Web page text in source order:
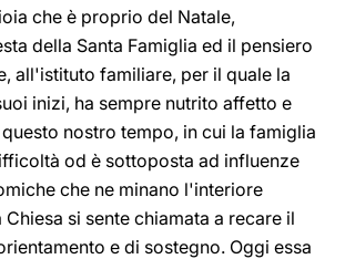
che è proprio del Natale,
della Santa Famiglia ed il pensiero
all'istituto familiare, per il quale la
inizi, ha sempre nutrito affetto e
nostro tempo, in cui la famiglia
od è sottoposta ad influenze
che ne minano l'interiore
si sente chiamata a recare il
e di sostegno. Oggi essa